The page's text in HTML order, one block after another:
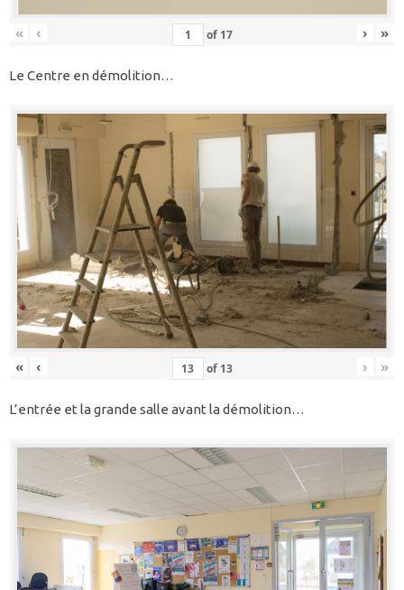
« ‹ of 17 › »
Le Centre en démolition…
« ‹ of 13 › »
L’entrée et la grande salle avant la démolition…